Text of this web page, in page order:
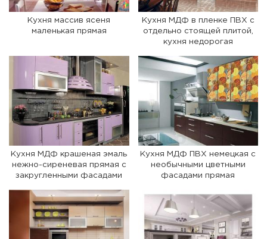
Кухня массив ясеня
маленькая прямая
Кухня МДФ в пленке ПВХ с
отдельно стоящей плитой,
кухня недорогая
Кухня МДФ крашеная эмаль
нежно-сиреневая прямая с
закругленными фасадами
Кухня МДФ ПВХ немецкая с
необычными цветными
фасадами прямая